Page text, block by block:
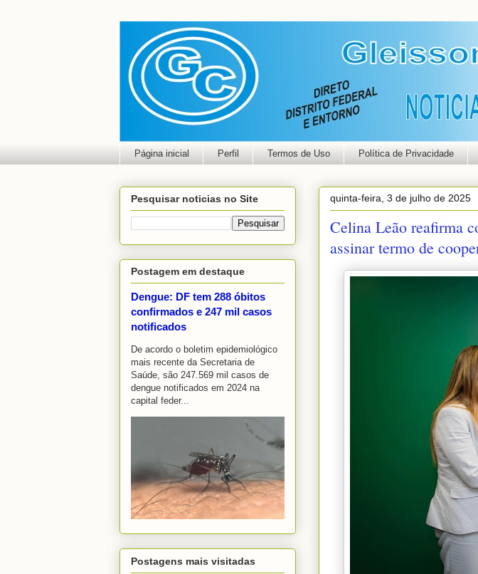
Página inicial Perfil Termos de Uso Política de Privacidade
quinta-feira, 3 de julho de 2025
Celina Leão reafirma
assinar termo de
Pesquisar noticias no Site
Postagem em destaque
Dengue: DF tem 288 óbitos
confirmados e 247 mil casos
notificados
De acordo o boletim epidemiológico
mais recente da Secretaria de
Saúde, são 247.569 mil casos de
dengue notificados em 2024 na
capital feder...
Postagens mais visitadas